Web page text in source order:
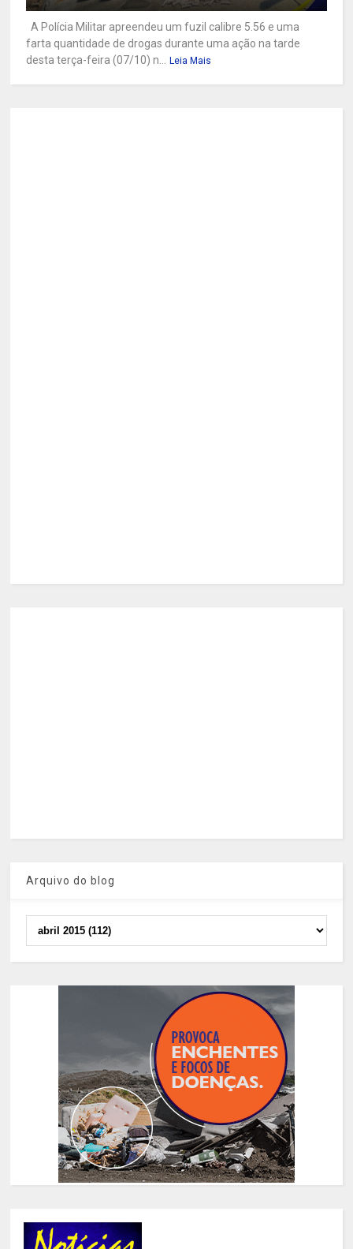
A Polícia Militar apreendeu um fuzil calibre 5.56 e uma
farta quantidade de drogas durante uma ação na tarde
desta terça-feira (07/10) n...
Leia Mais
Arquivo do blog